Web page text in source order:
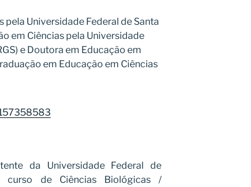
Universidade Federal de Santa
em Ciências pela Universidade
e Doutora em Educação em
em Educação em Ciências
da Universidade Federal de
curso de Ciências Biológicas /